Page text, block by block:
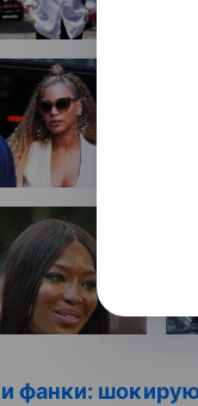
и фанки: